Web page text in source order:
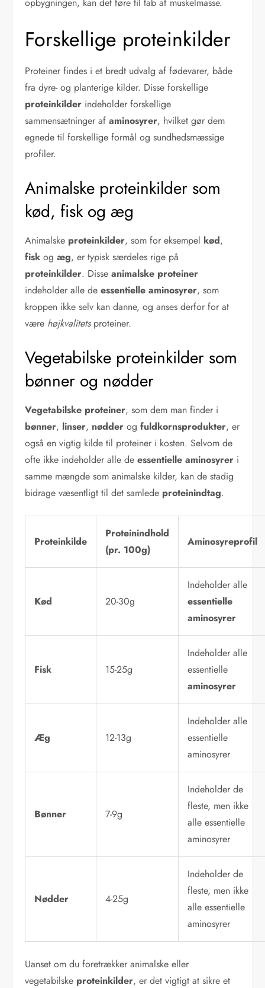
Forskellige proteinkilder
Proteiner findes i et bredt udvalg af fødevarer, både
fra dyre- og planterige kilder. Disse forskellige
proteinkilder indeholder forskellige
sammensætninger afaminosyrer, hvilket gør dem
egnede til forskellige formål og sundhedsmæssige
profiler.
Animalske proteinkilder som
kød, fisk og æg
Animalske proteinkilder, som for eksempel kød,
fisk ogæg, er typisk særdeles rige på
proteinkilder. Disseanimalske proteiner
indeholder alle deessentielle aminosyrer, som
kroppen ikke selv kan danne, og anses derfor for at
være højkvalitetsproteiner.
Vegetabilske proteinkilder som
bønner og nødder
Vegetabilske proteiner, som dem man finder i
bønner, linser, nødder ogfuldkornsprodukter, er
også en vigtig kilde til proteiner i kosten. Selvom de
ofte ikke indeholder alle deessentielle aminosyrer i
samme mængde som animalske kilder, kan de stadig
bidrage væsentligt til det samlede proteinindtag.
Proteinkilde
Proteinindhold
(pr. 100g)
Aminosyreprofil
Kød 20-30g
Indeholder alle
essentielle
aminosyrer
Fisk 15-25g
Indeholder alle
essentielle
aminosyrer
Æg 12-13g
Indeholder alle
essentielle
aminosyrer
Bønner 7-9g
Indeholder de
fleste, men ikke
alle essentielle
aminosyrer
Nødder 4-25g
Indeholder de
fleste, men ikke
alle essentielle
aminosyrer
Uanset om du foretrækker animalske eller
vegetabilske proteinkilder, er det vigtigt at sikre et